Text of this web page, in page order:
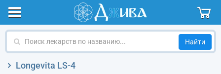
Поиск
названию
Longevita LS-4